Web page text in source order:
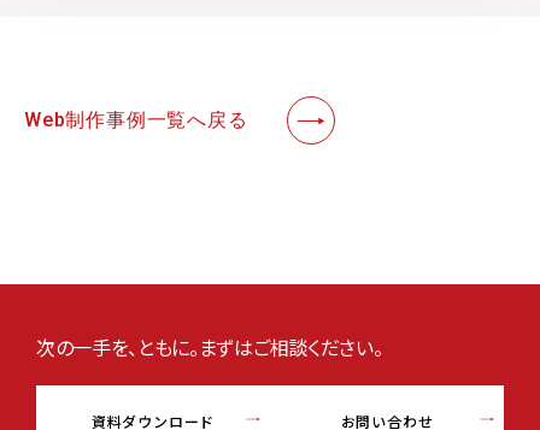
Web制作事例一覧へ戻る
次の一手を、ともに。まずはご相談ください。
資料ダウンロード お問い合わせ